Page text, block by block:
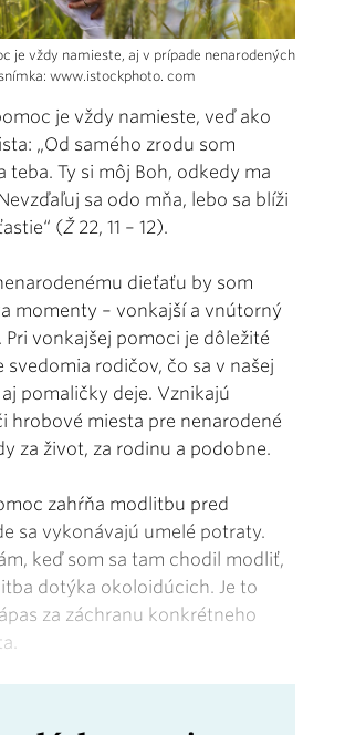
je vždy namieste, aj v prípade nenarodených
www.istockphoto. com
je vždy namieste, veď ako
„Od samého zrodu som
teba. Ty si môj Boh, odkedy ma
sa odo mňa, lebo sa blíži
(Ž 22, 11 – 12).
dieťaťu by som
momenty – vonkajší a vnútorný
Pri vonkajšej pomoci je dôležité
svedomia rodičov, čo sa v našej
pomaličky deje. Vznikajú
hrobové miesta pre nenarodené
za život, za rodinu a podobne.
zahŕňa modlitbu pred
sa vykonávajú umelé potraty.
keď som sa tam chodil modliť,
dotýka okoloidúcich. Je to
za záchranu konkrétneho